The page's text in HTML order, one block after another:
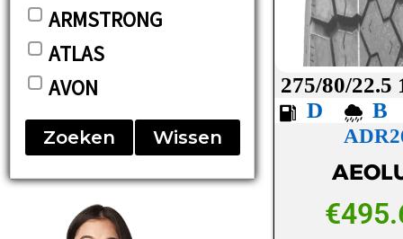
ARMSTRONG
ATLAS
AVON
BARUM
BF-GOODRICH
BFGOODRICH
BLACK ARROW
Zoeken Wissen
275/80/22.5
D
B
€